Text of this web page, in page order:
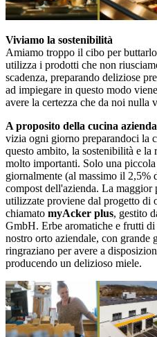
Viviamo la sostenibilità
Amiamo troppo il cibo per
utilizza i prodotti che non
scadenza, preparando deliziose
ad impiegare in questo modo
avere la certezza che da noi nulla
A proposito della cucina
vizia ogni giorno preparandoci la
questo ambito, la sostenibilità e
molto importanti. Solo una
giornalmente (al massimo il 2,5%
compost dell'azienda. La
utilizzate proviene dal progetto di
chiamato myAcker plus, gestito
GmbH. Erbe aromatiche e frutti
nostro orto aziendale, con grande
ringraziano per avere a
producendo un delizioso miele.